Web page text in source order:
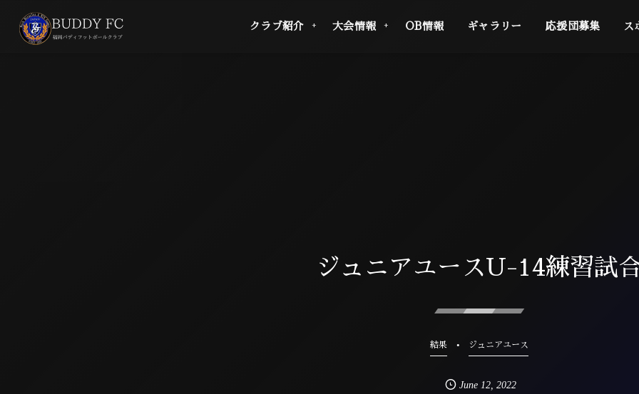
クラブ紹介 大会情報 OB情報 ギャラリー 応援団募集 ス
ジュニアユースU-14練習試
結果 ジュニアユース
June 12, 2022